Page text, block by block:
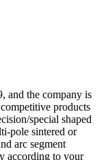
and the company is
products
special shaped
pole sintered or
arc segment
according to your